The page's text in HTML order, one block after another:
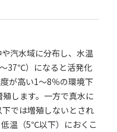
汽水域に分布し、水温
37℃）になると活発化
が高い1～8％の環境下
殖します。一方で真水に
では増殖しないとされ
温（5℃以下）におくこ